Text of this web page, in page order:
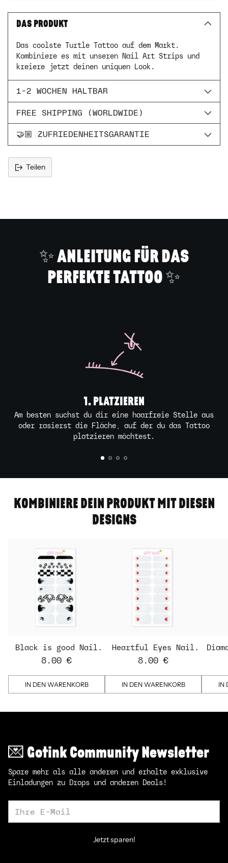
DAS PRODUKT
Das coolste Turtle Tattoo auf dem Markt.
Kombiniere es mit unseren Nail Art Strips und
kreiere jetzt deinen uniquen Look.
1-2 WOCHEN HALTBAR
FREE SHIPPING (WORLDWIDE)
🤝🏼 ZUFRIEDENHEITSGARANTIE
Teilen
✨ ANLEITUNG FÜR DAS
PERFEKTE TATTOO ✨
1. PLATZIEREN
Am besten suchst du dir eine haarfreie Stelle aus
oder rasierst die Fläche, auf der du das Tattoo
platzieren möchtest.
KOMBINIERE DEIN PRODUKT MIT DIESEN
DESIGNS
Black is good Nail
Strips
8.00 €
IN DEN WARENKORB
Heartful Eyes Nail
Strips - transparent
8.00 €
IN DEN WARENKORB IN
💌 Gotink Community Newsletter
Spare mehr als alle anderen und erhalte exklusive
Einladungen zu Drops und anderen Deals!
E-
Jetzt sparen!